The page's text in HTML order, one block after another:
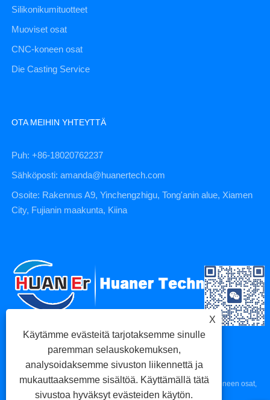
Silikonikumituotteet
Muoviset osat
CNC-koneen osat
Die Casting Service
OTA MEIHIN YHTEYTTÄ
Puh: +86-18020762237
Sähköposti: amanda@huanertech.com
Osoite: Rakennus A9, Yinchengzhigu, Tong'anin alue, Xiamen
City, Fujianin maakunta, Kiina
Copyright © 2023 Xiamen Huaner Technology Co., Ltd - CNC-koneen osat,
X
Käytämme evästeitä tarjotaksemme sinulle
paremman selauskokemuksen,
analysoidaksemme sivuston liikennettä ja
mukauttaaksemme sisältöä. Käyttämällä tätä
sivustoa hyväksyt evästeiden käytön.